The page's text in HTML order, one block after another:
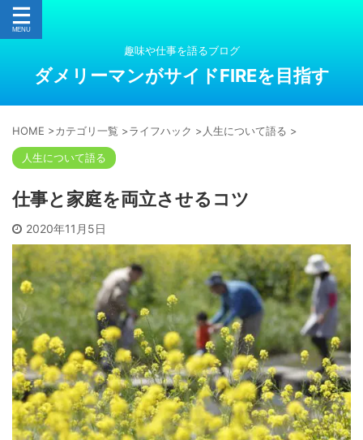
趣味や仕事を語るブログ
ダメリーマンがサイドFIREを目指す
HOME >カテゴリ一覧 >ライフハック > 人生について語る >
人生について語る
仕事と家庭を両立させるコツ
2020年11月5日